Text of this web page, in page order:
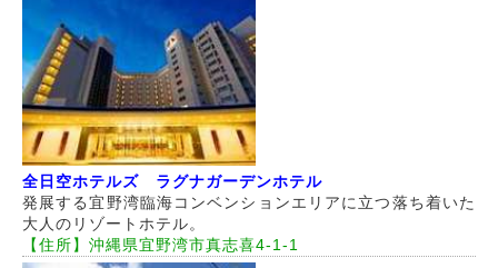
全日空ホテルズ ラグナガーデンホテル
発展する宜野湾臨海コンベンションエリアに立つ落ち着いた
大人のリゾートホテル。
【住所】沖縄県宜野湾市真志喜4-1-1